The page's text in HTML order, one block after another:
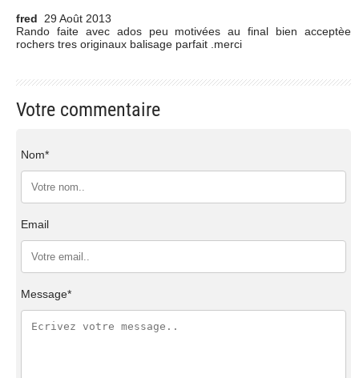
fred
29 Août 2013
Rando faite avec ados peu motivées au final bien acceptèe
rochers tres originaux balisage parfait .merci
Votre commentaire
Nom*
Email
Message*